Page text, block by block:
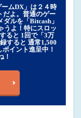
ムDX」は２４時
だよ。普通のゲー
ルを「Bitcash」
うよ！特にスロッ
ると 1回で「3万
すると 通常1,500
イント進呈中！
！